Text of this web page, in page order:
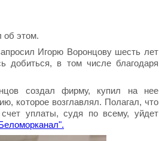
об этом.
Игорю Воронцову шесть лет
добиться, в том числе благодаря
создал фирму, купил на нее
которое возглавлял. Полагал, что
уплаты, судя по всему, уйдет